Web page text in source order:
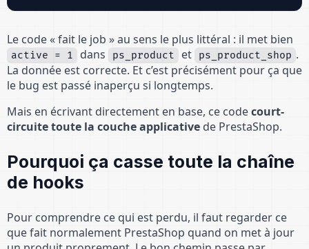
Le code « fait le job » au sens le plus littéral : il met bien
active = 1 dans ps_product et ps_product_shop .
La donnée est correcte. Et c’est précisément pour ça que
le bug est passé inaperçu si longtemps.
Mais en écrivant directement en base, ce codecourt-
circuite toute la couche applicative de PrestaShop.
Pourquoi ça casse toute la chaîne
de hooks
Pour comprendre ce qui est perdu, il faut regarder ce
que fait normalement PrestaShop quand on met à jour